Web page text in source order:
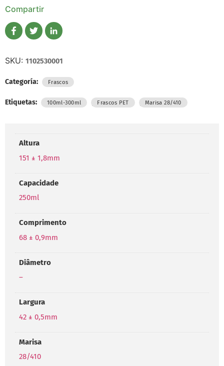
Compartir
SKU: 1102530001
Categoría: Frascos
Etiquetas: 100ml-300ml Frascos PET , Marisa 28/410
Altura
151 ± 1,8mm
Capacidade
250ml
Comprimento
68 ± 0,9mm
Diâmetro
–
Largura
42 ± 0,5mm
Marisa
28/410